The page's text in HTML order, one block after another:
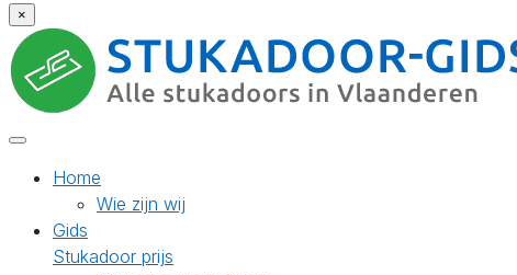
×
Home
Wie zijn wij
Gids
Stukadoor prijs